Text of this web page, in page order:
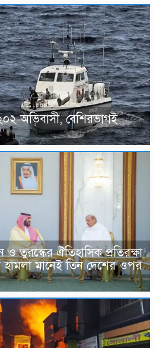
অভিবাসী, বেশিরভাগই
ও তুরস্কের ঐতিহাসিক প্রতিরক্ষা
মানেই তিন দেশের ওপর